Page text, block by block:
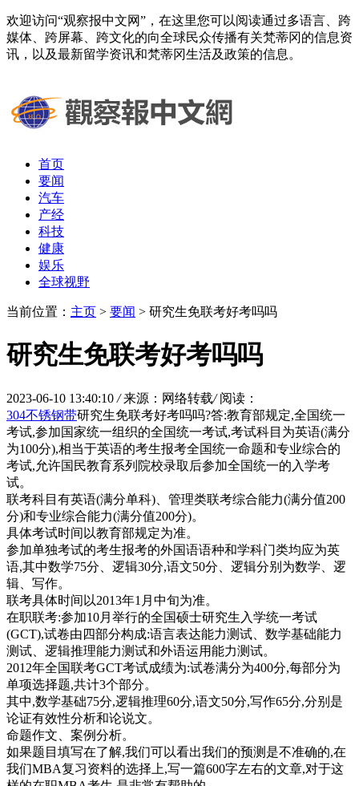
欢迎访问“观察报中文网”，在这里您可以阅读通过多语言、跨
媒体、跨屏幕、跨文化的向全球民众传播有关梵蒂冈的信息资
讯，以及最新留学资讯和梵蒂冈生活及政策的信息。
首页
要闻
汽车
产经
科技
健康
娱乐
全球视野
当前位置： 主页 > 要闻 > 研究生免联考好考吗吗
研究生免联考好考吗吗
2023-06-10 13:40:10 / 来源：网络转载/ 阅读：
304不锈钢带研究生免联考好考吗吗?答:教育部规定,全国统一
考试,参加国家统一组织的全国统一考试,考试科目为英语(满分
为100分),相当于英语的考生报考全国统一命题和专业综合的
考试,允许国民教育系列院校录取后参加全国统一的入学考
试。
联考科目有英语(满分单科)、管理类联考综合能力(满分值200
分)和专业综合能力(满分值200分)。
具体考试时间以教育部规定为准。
参加单独考试的考生报考的外国语语种和学科门类均应为英
语,其中数学75分、逻辑30分,语文50分、逻辑分别为数学、逻
辑、写作。
联考具体时间以2013年1月中旬为准。
在职联考:参加10月举行的全国硕士研究生入学统一考试
(GCT),试卷由四部分构成:语言表达能力测试、数学基础能力
测试、逻辑推理能力测试和外语运用能力测试。
2012年全国联考GCT考试成绩为:试卷满分为400分,每部分为
单项选择题,共计3个部分。
其中,数学基础75分,逻辑推理60分,语文50分,写作65分,分别是
论证有效性分析和论说文。
命题作文、案例分析。
如果题目填写在了解,我们可以看出我们的预测是不准确的,在
我们MBA复习资料的选择上,写一篇600字左右的文章,对于这